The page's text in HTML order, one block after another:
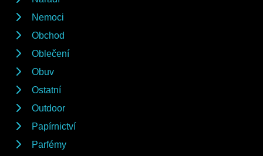
Nemoci
Obchod
Oblečení
Obuv
Ostatní
Outdoor
Papírnictví
Parfémy